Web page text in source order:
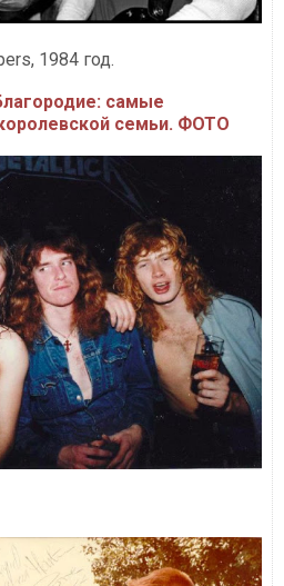
1984 год.
самые
семьи. ФОТО